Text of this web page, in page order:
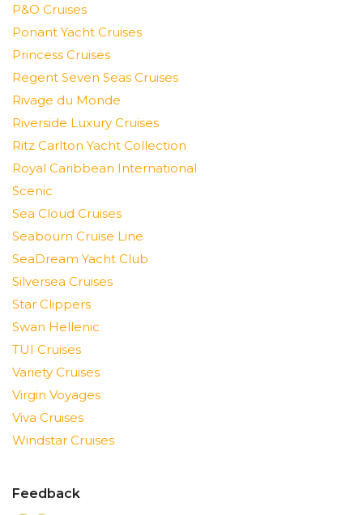
P&O Cruises
Ponant Yacht Cruises
Princess Cruises
Regent Seven Seas Cruises
Rivage du Monde
Riverside Luxury Cruises
Ritz Carlton Yacht Collection
Royal Caribbean International
Scenic
Sea Cloud Cruises
Seabourn Cruise Line
SeaDream Yacht Club
Silversea Cruises
Star Clippers
Swan Hellenic
TUI Cruises
Variety Cruises
Virgin Voyages
Viva Cruises
Windstar Cruises
Feedback